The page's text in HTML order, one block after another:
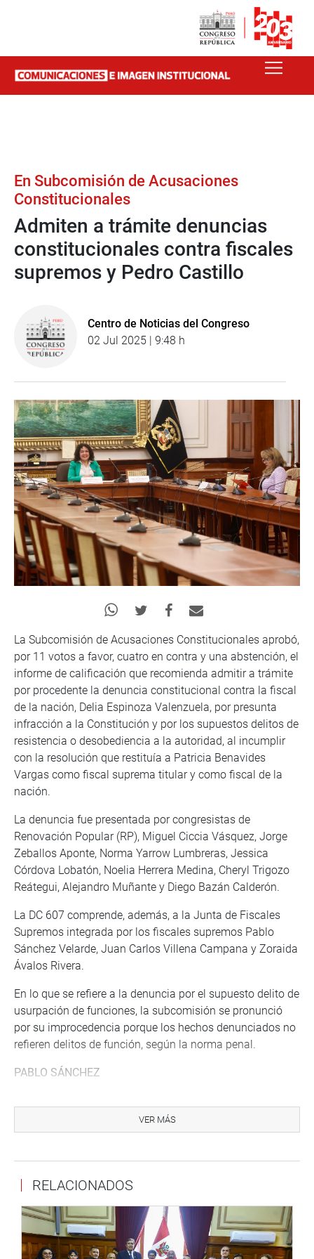
En Subcomisión de Acusaciones
Constitucionales
Admiten a trámite denuncias
constitucionales contra fiscales
supremos y Pedro Castillo
Centro de Noticias del Congreso
02 Jul 2025 | 9:48 h
La Subcomisión de Acusaciones Constitucionales aprobó,
por 11 votos a favor, cuatro en contra y una abstención, el
informe de calificación que recomienda admitir a trámite
por procedente la denuncia constitucional contra la fiscal
de la nación, Delia Espinoza Valenzuela, por presunta
infracción a la Constitución y por los supuestos delitos de
resistencia o desobediencia a la autoridad, al incumplir
con la resolución que restituía a Patricia Benavides
Vargas como fiscal suprema titular y como fiscal de la
nación.
La denuncia fue presentada por congresistas de
Renovación Popular (RP), Miguel Ciccia Vásquez, Jorge
Zeballos Aponte, Norma Yarrow Lumbreras, Jessica
Córdova Lobatón, Noelia Herrera Medina, Cheryl Trigozo
Reátegui, Alejandro Muñante y Diego Bazán Calderón.
La DC 607 comprende, además, a la Junta de Fiscales
Supremos integrada por los fiscales supremos Pablo
Sánchez Velarde, Juan Carlos Villena Campana y Zoraida
Ávalos Rivera.
En lo que se refiere a la denuncia por el supuesto delito de
usurpación de funciones, la subcomisión se pronunció
por su improcedencia porque los hechos denunciados no
refieren delitos de función, según la norma penal.
PABLO SÁNCHEZ
contra, el informe de calificación que recomienda la
admisión a trámite de la DC 574 interpuesta por
infracción de la Constitución. Asimismo, la posible
de autoridad, tráfico de influencias y cohecho pasivo
específico, tipificados en el Código Penal.
VER MÁS
RELACIONADOS